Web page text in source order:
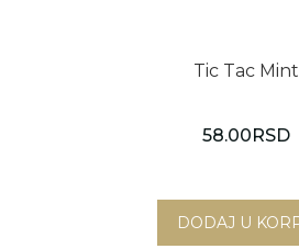
Tic Tac Mint
58.00 RSD